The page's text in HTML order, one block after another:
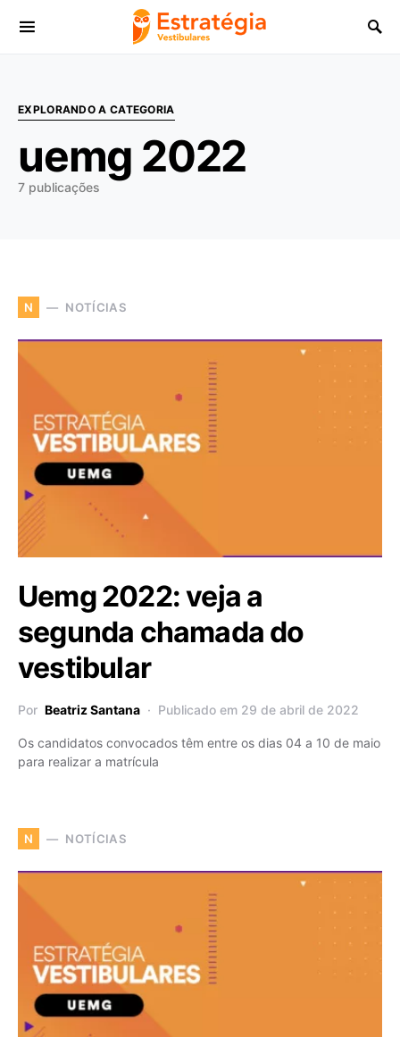
Procurar:
EXPLORANDO A CATEGORIA
uemg 2022
7 publicações
N NOTÍCIAS
Uemg 2022: veja a
segunda chamada do
vestibular
Por Beatriz Santana Publicado em 29 de abril de 2022
Os candidatos convocados têm entre os dias 04 a 10 de maio
para realizar a matrícula
N NOTÍCIAS